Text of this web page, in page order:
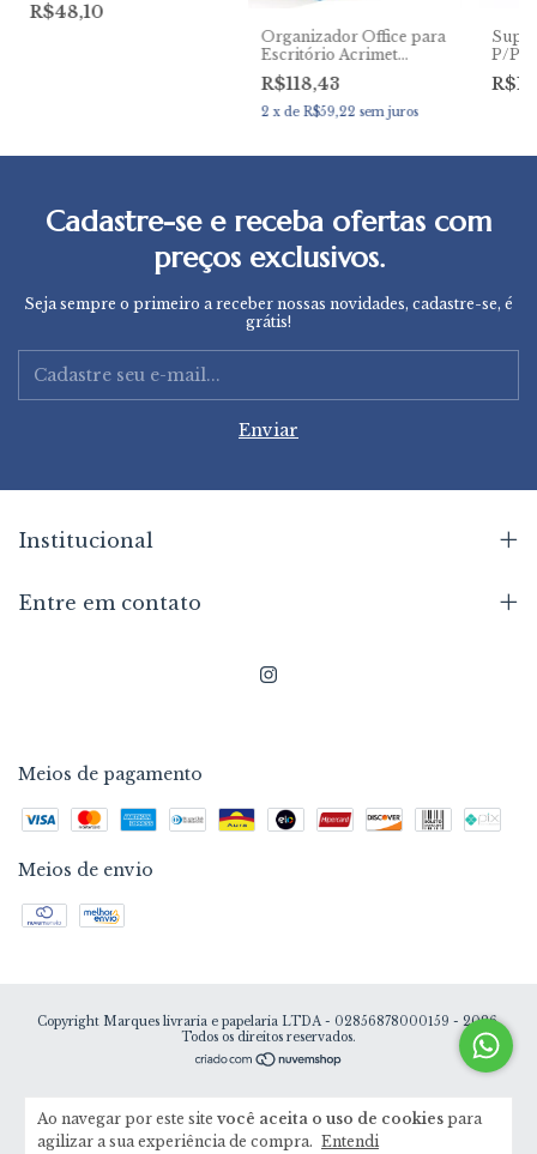
Ao navegar por este site você aceita o uso de cookies para
agilizar a sua experiência de compra. Entendi
R$48,10
Organizador Office para
Escritório Acrimet
Ref:860
R$118,43
2 x de R$59,22 sem juros
P/
Cadastre-se e receba ofertas com
preços exclusivos.
Seja sempre o primeiro a receber nossas novidades, cadastre-se, é
grátis!
Institucional
Entre em contato
Meios de pagamento
Meios de envio
Copyright Marques livraria e papelaria LTDA - 02856878000159 - 2026.
Todos os direitos reservados.